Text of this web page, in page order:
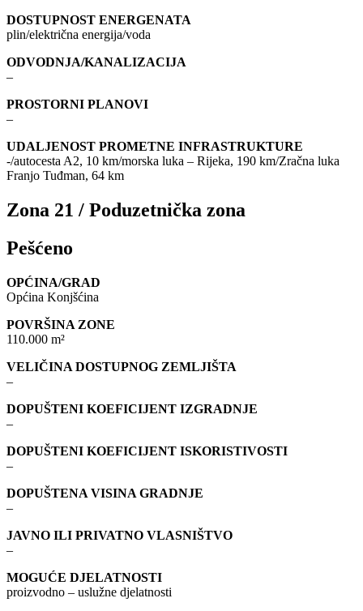
DOSTUPNOST ENERGENATA
plin/električna energija/voda
ODVODNJA/KANALIZACIJA
–
PROSTORNI PLANOVI
–
UDALJENOST PROMETNE INFRASTRUKTURE
-/autocesta A2, 10 km/morska luka – Rijeka, 190 km/Zračna luka
Franjo Tuđman, 64 km
Zona 21 / Poduzetnička zona
Pešćeno
OPĆINA/GRAD
Općina Konjšćina
POVRŠINA ZONE
110.000 m²
VELIČINA DOSTUPNOG ZEMLJIŠTA
–
DOPUŠTENI KOEFICIJENT IZGRADNJE
–
DOPUŠTENI KOEFICIJENT ISKORISTIVOSTI
–
DOPUŠTENA VISINA GRADNJE
–
JAVNO ILI PRIVATNO VLASNIŠTVO
–
MOGUĆE DJELATNOSTI
proizvodno – uslužne djelatnosti